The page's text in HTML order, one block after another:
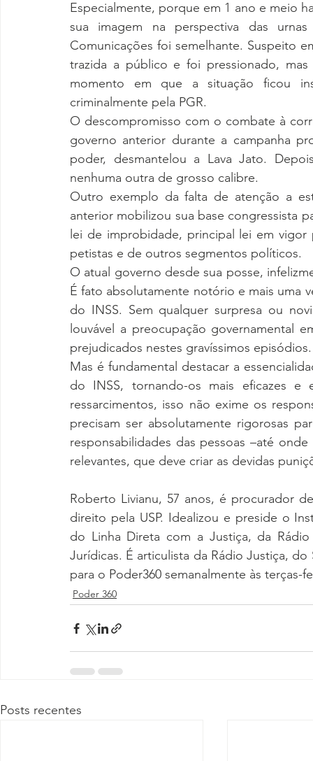
Especialmente, porque em 1 ano e meio
sua imagem na perspectiva das
Comunicações foi semelhante. Suspeito
trazida a público e foi pressionado,
momento em que a situação ficou
criminalmente pela PGR.
O descompromisso com o combate à
governo anterior durante a campanha
poder, desmantelou a Lava Jato.
nenhuma outra de grosso calibre.
Outro exemplo da falta de atenção a
anterior mobilizou sua base congressista
lei de improbidade, principal lei em
petistas e de outros segmentos políticos.
O atual governo desde sua posse,
É fato absolutamente notório e mais uma
do INSS. Sem qualquer surpresa ou
louvável a preocupação governamental
prejudicados nestes gravíssimos
Mas é fundamental destacar a
do INSS, tornando-os mais eficazes
ressarcimentos, isso não exime os
precisam ser absolutamente rigorosas
responsabilidades das pessoas –até
relevantes, que deve criar as devidas
Roberto Livianu, 57 anos, é procurador
direito pela USP. Idealizou e preside o
do Linha Direta com a Justiça, da
Jurídicas. É articulista da Rádio Justiça,
para o Poder360 semanalmente às terças-
Poder 360
Posts recentes